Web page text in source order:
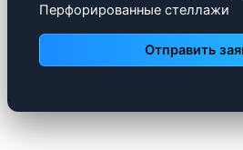
Перфорированные стеллажи